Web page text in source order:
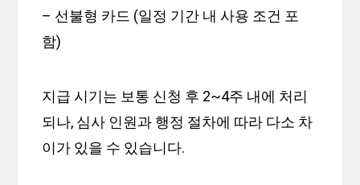
– 선불형 카드 (일정 기간 내 사용 조건 포
함)
지급 시기는 보통 신청 후 2~4주 내에 처리
되나, 심사 인원과 행정 절차에 따라 다소 차
이가 있을 수 있습니다.